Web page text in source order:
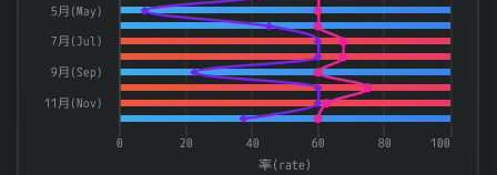
率(rate)
5月(May)
7月(Jul)
9月(Sep)
11月(Nov)
0 20 40 60 80 100